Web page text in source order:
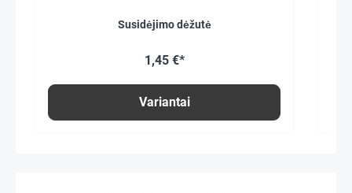
Susidėjimo dėžutė
1,45 €*
Variantai